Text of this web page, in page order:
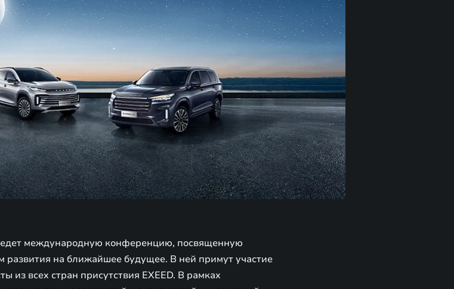
международную конференцию, посвященную
развития на ближайшее будущее. В ней примут участие
из всех стран присутствия EXEED. В рамках